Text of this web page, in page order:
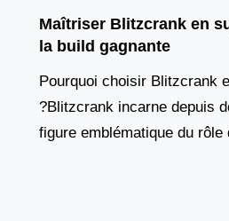
Maîtriser Blitzcrank en
la build gagnante
Pourquoi choisir Blitzcrank
?Blitzcrank incarne depuis
figure emblématique du